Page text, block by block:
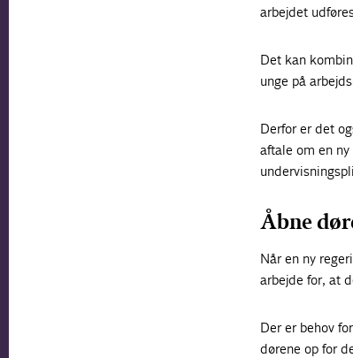
arbejdet
Det kan
unge på
Derfor er det
aftale om en
Åbne
Når en ny
arbejde for, at
Der er behov
dørene op for